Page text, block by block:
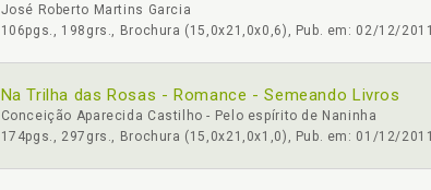
José Roberto Martins Garcia
106pgs., 198grs., Brochura (15,0x21,0x0,6), Pub. em: 02/12/2011
Na Trilha das Rosas - Romance - Semeando Livros
Conceição Aparecida Castilho - Pelo espírito de Naninha
174pgs., 297grs., Brochura (15,0x21,0x1,0), Pub. em: 01/12/2011